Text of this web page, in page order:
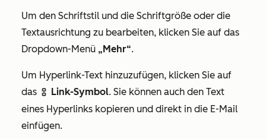
Um den Schriftstil und die Schriftgröße oder die
Textausrichtung zu bearbeiten, klicken Sie auf das
Dropdown-Menü „Mehr“.
Um Hyperlink-Text hinzuzufügen, klicken Sie auf
das link Link-Symbol. Sie können auch den Text
eines Hyperlinks kopieren und direkt in die E-Mail
einfügen.